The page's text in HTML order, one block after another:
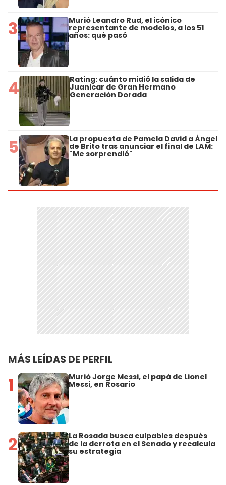
3 Murió Leandro Rud, el icónico
representante de modelos, a los 51
años: qué pasó
4 Rating: cuánto midió la salida de
Juanicar de Gran Hermano
Generación Dorada
5 La propuesta de Pamela David a Ángel
de Brito tras anunciar el final de LAM:
"Me sorprendió"
MÁS LEÍDAS DE PERFIL
1 Murió Jorge Messi, el papá de Lionel
Messi, en Rosario
2 La Rosada busca culpables después
de la derrota en el Senado y recalcula
su estrategia